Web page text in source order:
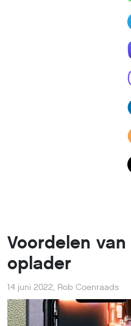
Voordelen
oplader
14 juni 2022, Rob Coenraads